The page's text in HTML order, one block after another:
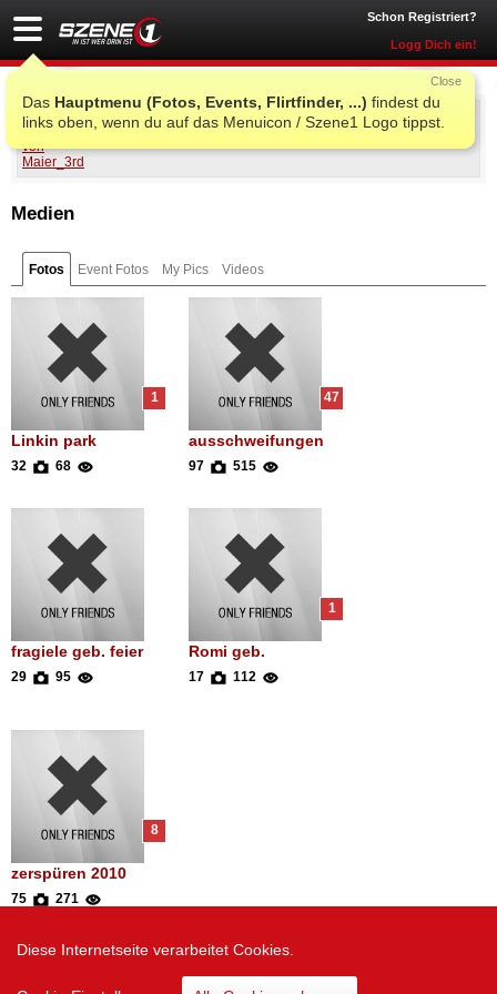
Diese Internetseite verarbeitet Cookies.
Schon Registriert?
Logg Dich ein!
Das Hauptmenu (Fotos, Events, Flirtfinder, ...) findest du
links oben, wenn du auf das Menuicon / Szene1 Logo tippst.
Close
Maier_3rd
Medien
Fotos Event Fotos My Pics Videos
1
Linkin park
32 68
47
ausschweifungen
97 515
fragiele geb. feier
29 95
1
Romi geb.
17 112
8
zerspüren 2010
75 271